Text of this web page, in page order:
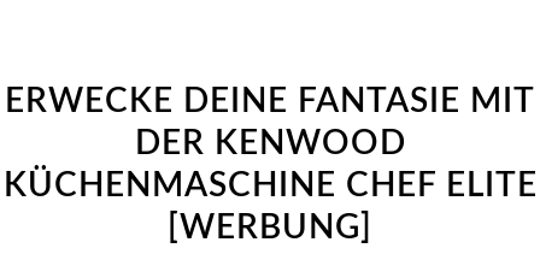
ERWECKE DEINE FANTASIE MIT
DER KENWOOD
KÜCHENMASCHINE CHEF ELITE
[WERBUNG]